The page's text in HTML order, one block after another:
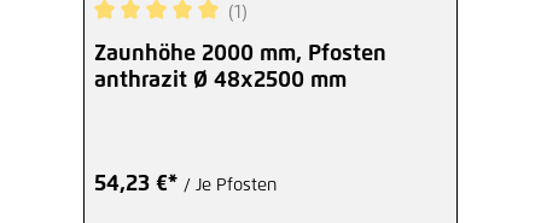
Durchschnittliche Bewertung von 5 von 5
(1)
Zaunhöhe 2000 mm, Pfosten
anthrazit Ø 48x2500 mm
54,23 €* / Je Pfosten